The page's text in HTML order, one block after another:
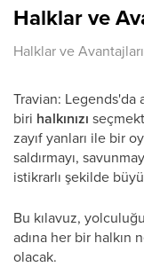
Halklar ve
Halklar ve Avantajları
Travian: Legends'da
biri halkınızı
zayıf yanları ile bir
saldırmayı,
istikrarlı şekilde
Bu kılavuz,
adına her bir halkın
olacak.